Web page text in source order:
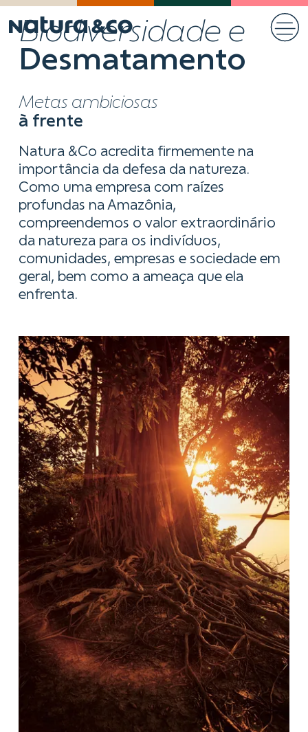
Biodiversidade e
Desmatamento
Metas ambiciosas
à frente
Natura &Co acredita firmemente na
importância da defesa da natureza.
Como uma empresa com raízes
profundas na Amazônia,
compreendemos o valor extraordinário
da natureza para os indivíduos,
comunidades, empresas e sociedade em
geral, bem como a ameaça que ela
enfrenta.